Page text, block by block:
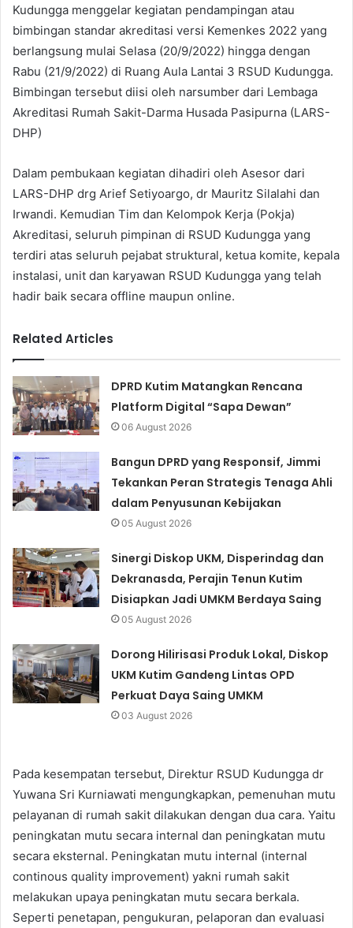
Kudungga menggelar kegiatan pendampingan atau
bimbingan standar akreditasi versi Kemenkes 2022 yang
berlangsung mulai Selasa (20/9/2022) hingga dengan
Rabu (21/9/2022) di Ruang Aula Lantai 3 RSUD Kudungga.
Bimbingan tersebut diisi oleh narsumber dari Lembaga
Akreditasi Rumah Sakit-Darma Husada Pasipurna (LARS-
DHP)
Dalam pembukaan kegiatan dihadiri oleh Asesor dari
LARS-DHP drg Arief Setiyoargo, dr Mauritz Silalahi dan
Irwandi. Kemudian Tim dan Kelompok Kerja (Pokja)
Akreditasi, seluruh pimpinan di RSUD Kudungga yang
terdiri atas seluruh pejabat struktural, ketua komite, kepala
instalasi, unit dan karyawan RSUD Kudungga yang telah
hadir baik secara offline maupun online.
Related Articles
DPRD Kutim Matangkan Rencana
Platform Digital “Sapa Dewan”
06 August 2026
Bangun DPRD yang Responsif, Jimmi
Tekankan Peran Strategis Tenaga Ahli
dalam Penyusunan Kebijakan
05 August 2026
Sinergi Diskop UKM, Disperindag dan
Dekranasda, Perajin Tenun Kutim
Disiapkan Jadi UMKM Berdaya Saing
05 August 2026
Dorong Hilirisasi Produk Lokal, Diskop
UKM Kutim Gandeng Lintas OPD
Perkuat Daya Saing UMKM
03 August 2026
Pada kesempatan tersebut, Direktur RSUD Kudungga dr
Yuwana Sri Kurniawati mengungkapkan, pemenuhan mutu
pelayanan di rumah sakit dilakukan dengan dua cara. Yaitu
peningkatan mutu secara internal dan peningkatan mutu
secara eksternal. Peningkatan mutu internal (internal
continous quality improvement) yakni rumah sakit
melakukan upaya peningkatan mutu secara berkala.
Seperti penetapan, pengukuran, pelaporan dan evaluasi